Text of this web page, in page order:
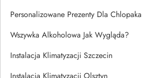
Personalizowane Prezenty Dla Chlopaka
Wszywka Alkoholowa Jak Wygląda?
Instalacja Klimatyzacji Szczecin
Instalacja Klimatyzacji Olsztyn